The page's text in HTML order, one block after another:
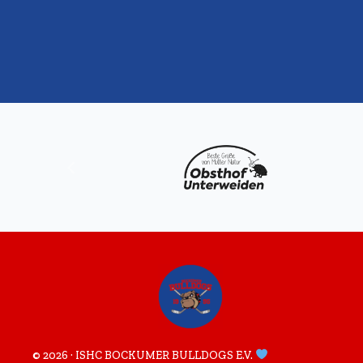
© 2026 · ISHC BOCKUMER BULLDOGS E.V.